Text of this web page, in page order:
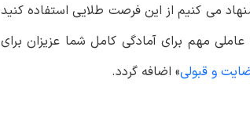
می کنیم از این فرصت طلایی استفاده کنید
مهم برای آمادگی کامل شما عزیزان برای
و قبولی» اضافه گردد.